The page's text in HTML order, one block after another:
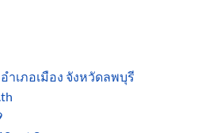
ำเภอเมือง จังหวัดลพบุรี